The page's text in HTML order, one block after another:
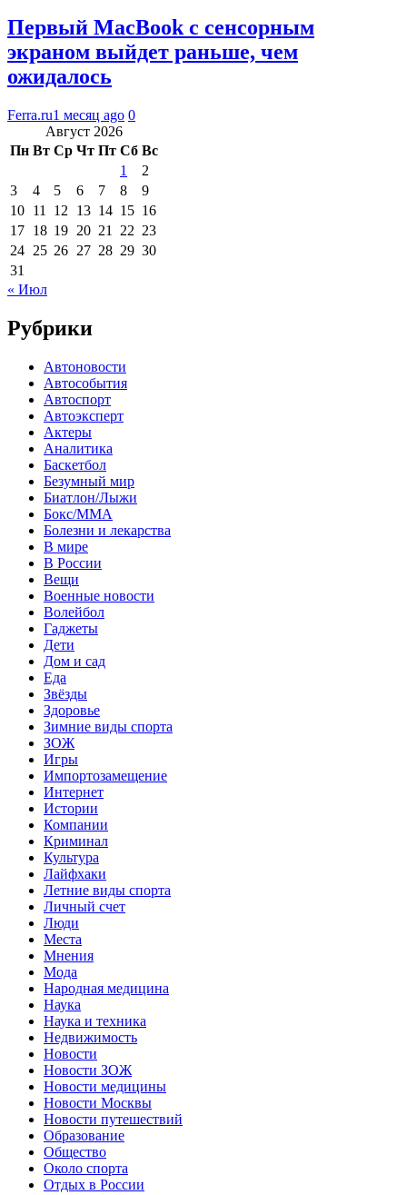
Первый MacBook с сенсорным
экраном выйдет раньше, чем
ожидалось
Ferra.ru1 месяц ago 0
Август 2026
Пн Вт Ср Чт Пт Сб Вс
1
2
3
4 5 6 7 8
9
10 11 12 13 14 15 16
17 18 19 20 21 22 23
24 25 26 27 28 29 30
31
« Июл
Рубрики
Автоновости
Автособытия
Автоспорт
Автоэксперт
Актеры
Аналитика
Баскетбол
Безумный мир
Биатлон/Лыжи
Бокс/MMA
Болезни и лекарства
В мире
В России
Вещи
Военные новости
Волейбол
Гаджеты
Дети
Дом и сад
Еда
Звёзды
Здоровье
Зимние виды спорта
ЗОЖ
Игры
Импортозамещение
Интернет
Истории
Компании
Криминал
Культура
Лайфхаки
Летние виды спорта
Личный счет
Люди
Места
Мнения
Мода
Народная медицина
Наука
Наука и техника
Недвижимость
Новости
Новости ЗОЖ
Новости медицины
Новости Москвы
Новости путешествий
Образование
Общество
Около спорта
Отдых в России